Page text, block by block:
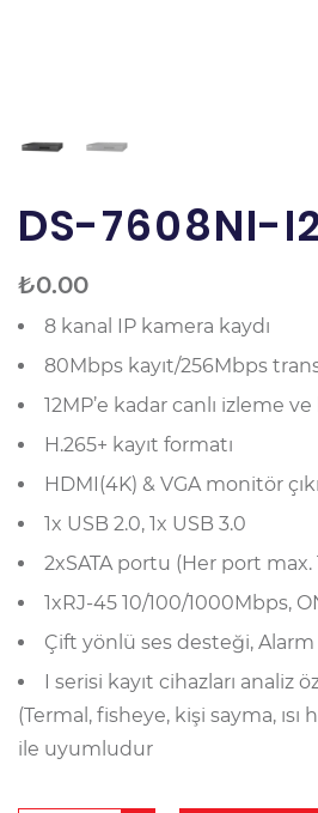
DS-7608NI-I2
₺0.00
8 kanal IP kamera kaydı
80Mbps kayıt/256Mbps
12MP’e kadar canlı izleme
H.265+ kayıt formatı
HDMI(4K) & VGA monitör
1x USB 2.0, 1x USB 3.0
2xSATA portu (Her port
1xRJ-45 10/100/1000Mbps,
Çift yönlü ses desteği, Alarm
I serisi kayıt cihazları analiz
(Termal, fisheye, kişi sayma, ısı
ile uyumludur